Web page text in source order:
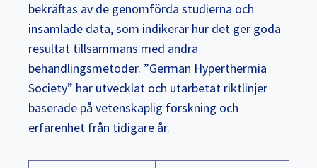
bekräftas av de genomförda studierna och
insamlade data, som indikerar hur det ger goda
resultat tillsammans med andra
behandlingsmetoder. ”German Hyperthermia
Society” har utvecklat och utarbetat riktlinjer
baserade på vetenskaplig forskning och
erfarenhet från tidigare år.